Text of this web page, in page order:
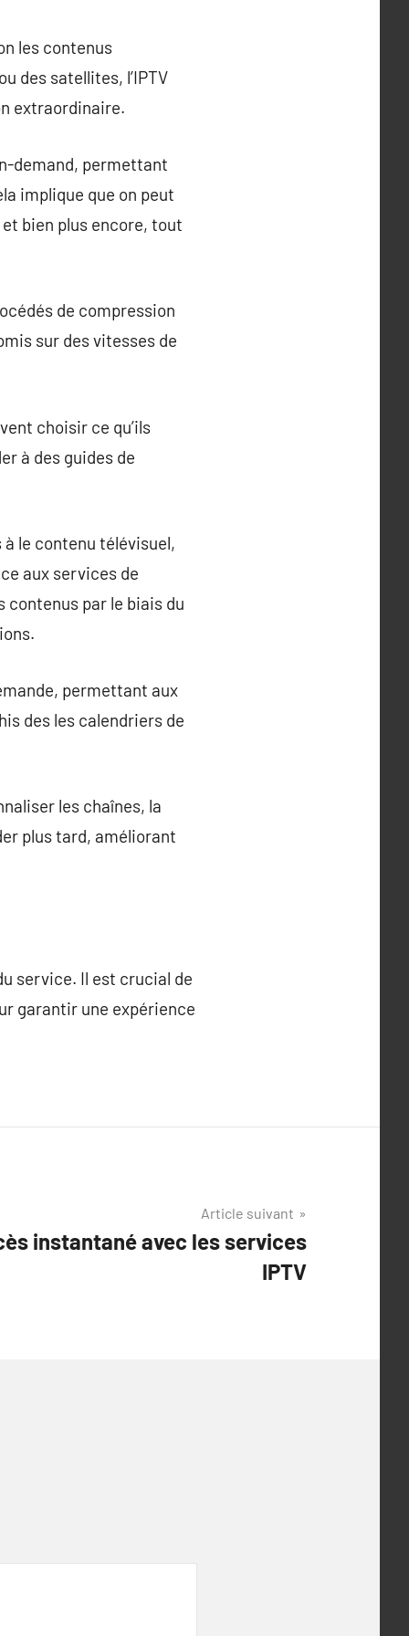
les contenus
des satellites, l’IPTV
extraordinaire.
demand, permettant
implique que on peut
bien plus encore, tout
de compression
sur des vitesses de
choisir ce qu’ils
à des guides de
à le contenu télévisuel,
aux services de
contenus par le biais du
permettant aux
des les calendriers de
les chaînes, la
plus tard, améliorant
service. Il est crucial de
garantir une expérience
Article suivant
instantané avec les services
IPTV